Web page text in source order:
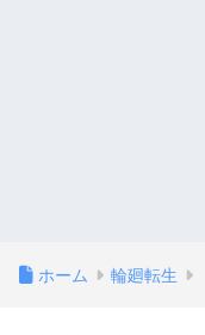
ホーム 輪廻転生